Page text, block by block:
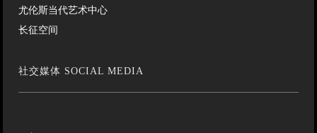
尤伦斯当代艺术中心
长征空间
社交媒体 SOCIAL MEDIA